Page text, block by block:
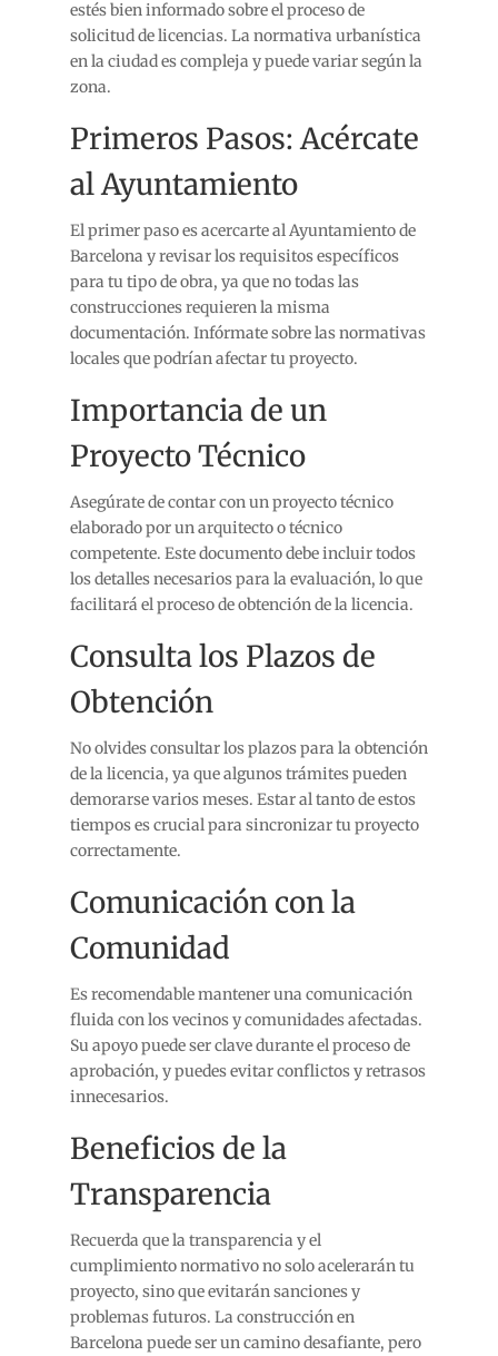
estés bien informado sobre el proceso de
solicitud de licencias. La normativa urbanística
en la ciudad es compleja y puede variar según la
zona.
Primeros Pasos: Acércate
al Ayuntamiento
El primer paso es acercarte al Ayuntamiento de
Barcelona y revisar los requisitos específicos
para tu tipo de obra, ya que no todas las
construcciones requieren la misma
documentación. Infórmate sobre las normativas
locales que podrían afectar tu proyecto.
Importancia de un
Proyecto Técnico
Asegúrate de contar con un proyecto técnico
elaborado por un arquitecto o técnico
competente. Este documento debe incluir todos
los detalles necesarios para la evaluación, lo que
facilitará el proceso de obtención de la licencia.
Consulta los Plazos de
Obtención
No olvides consultar los plazos para la obtención
de la licencia, ya que algunos trámites pueden
demorarse varios meses. Estar al tanto de estos
tiempos es crucial para sincronizar tu proyecto
correctamente.
Comunicación con la
Comunidad
Es recomendable mantener una comunicación
fluida con los vecinos y comunidades afectadas.
Su apoyo puede ser clave durante el proceso de
aprobación, y puedes evitar conflictos y retrasos
innecesarios.
Beneficios de la
Transparencia
Recuerda que la transparencia y el
cumplimiento normativo no solo acelerarán tu
proyecto, sino que evitarán sanciones y
problemas futuros. La construcción en
Barcelona puede ser un camino desafiante, pero